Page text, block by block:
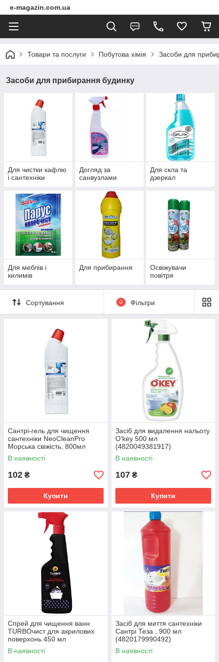
e-magazin.com.ua
Товари та послуги Побутова хімія Засоби для
Засоби для прибирання будинку
Для чистки кафлю
і сантехніки
Догляд за
санвузлами
Для скла та
дзеркал
Для меблів і
килимів
Для прибирання
Освіжувачи
повітря
Сортування 0 Фільтри
Сантрі-гель для чищення
сантехніки NeoCleanPro
Морська свіжість, 800мл
(4820255110295)
В наявності
102 ₴
Купити
Засіб для видалення нальоту
O'key 500 мл
(4820049381917)
В наявності
107 ₴
Купити
Спрей для чищення ванн
TURBOчист для акрилових
поверхонь 450 мл
(4820178060806)
В наявності
Засіб для миття сантехніки
Сантрі Теза , 900 мл
(4820179990492)
В наявності